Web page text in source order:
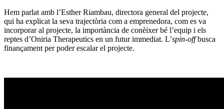
Hem parlat amb l’Esther Riambau, directora general del projecte,
qui ha explicat la seva trajectòria com a emprenedora, com es va
incorporar al projecte, la importància de conèixer bé l’equip i els
reptes d’Oniria Therapeutics en un futur immediat. L’spin-offbusca
finançament per poder escalar el projecte.